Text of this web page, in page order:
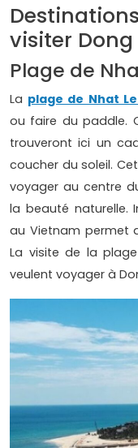
visiter Dong
Plage de
La plage de Nhat
ou faire du paddle.
trouveront ici un
coucher du soleil.
voyager au centre
la beauté naturelle.
au Vietnam permet
La visite de la
veulent voyager à